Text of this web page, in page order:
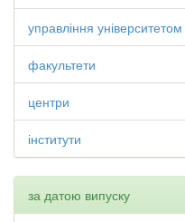
управління університетом
факультети
центри
інститути
за датою випуску